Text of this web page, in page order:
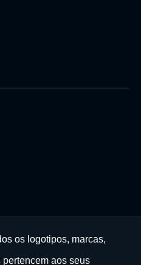
os logotipos, marcas,
aos seus